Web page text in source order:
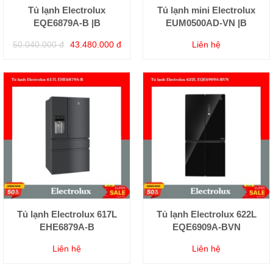
Tủ lạnh Electrolux
EQE6879A-B |B
50.040.000 đ 43.480.000 đ
Tủ lạnh mini Electrolux
EUM0500AD-VN |B
Liên hệ
Tủ lạnh Electrolux 617L
EHE6879A-B
Liên hệ
Tủ lạnh Electrolux 622L
EQE6909A-BVN
Liên hệ